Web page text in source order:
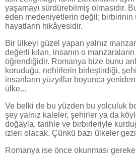
yaşamayı sürdürebilmiş olmasıdır.
eden medeniyetlerin değil; birbirinin
hayatların hikâyesidir.
Bir ülkeyi güzel yapan yalnız
değerli kılan, insanın o
öğrendiğidir. Romanya bize bunu
koruduğu, nehirlerin birleştirdiği,
insanların yüzyıllar boyunca
ülke...
Ve belki de bu yüzden bu yolculuk
şey yalnız kaleler, şehirler ya da
doğayla, tarihle ve birbirleriyle
izleri olacak. Çünkü bazı ülkeler
Romanya ise önce okunması